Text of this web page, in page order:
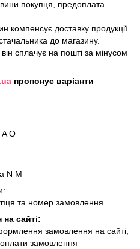
покупця, предоплата
компенсує доставку продукції
до магазину.
сплачує на пошті за мінусом
пропонує варіанти
O
N M
та номер замовлення
сайті:
замовлення на сайті,
оплати замовлення